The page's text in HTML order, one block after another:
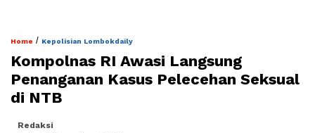
Home / Kepolisian Lombokdaily
Kompolnas RI Awasi Langsung
Penanganan Kasus Pelecehan Seksual
di NTB
Redaksi